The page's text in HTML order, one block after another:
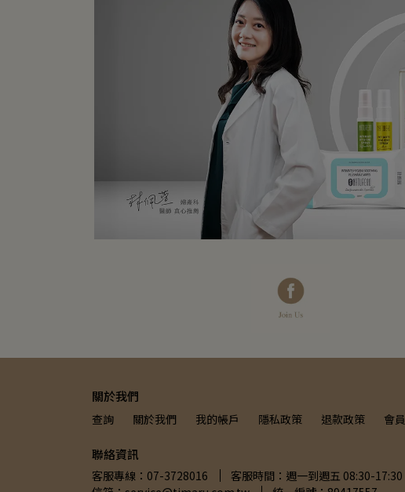
關於我們
查詢 關於我們 我的帳戶 隱私政策 退款政策 會
聯絡資訊
客服專線：07-3728016
客服時間：週一到週五 08:30-17:30